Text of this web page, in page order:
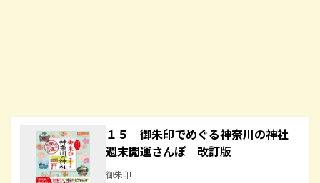
１５ 御朱印でめぐる神奈川の神社
週末開運さんぽ 改訂版
御朱印